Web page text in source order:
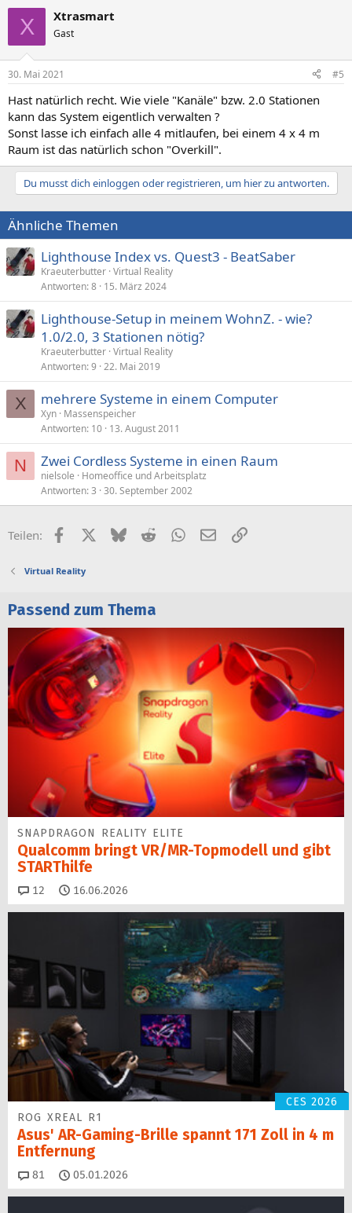
e
:
X Xtrasmart
Gast
30. Mai 2021 #5
Hast natürlich recht. Wie viele "Kanäle" bzw. 2.0 Stationen
kann das System eigentlich verwalten ?
Sonst lasse ich einfach alle 4 mitlaufen, bei einem 4 x 4 m
Raum ist das natürlich schon "Overkill".
Du musst dich einloggen oder registrieren, um hier zu antworten.
Ähnliche Themen
Lighthouse Index vs. Quest3 - BeatSaber
Kraeuterbutter Virtual Reality
Antworten 8 15. März 2024
Lighthouse-Setup in meinem WohnZ. - wie?
1.0/2.0, 3 Stationen nötig?
Kraeuterbutter Virtual Reality
Antworten 9 22. Mai 2019
X mehrere Systeme in einem Computer
Xyn Massenspeicher
Antworten 10 13. August 2011
N Zwei Cordless Systeme in einen Raum
nielsole
Homeoffice und Arbeitsplatz
Antworten 3 30. September 2002
Teilen: FacebookX (Twitter)
BlueskyRedditWhatsApp
E-MailLink
Virtual Reality
Passend zum Thema
SNAPDRAGON REALITY ELITE
Qualcomm bringt VR/MR-Topmodell und gibt
STARThilfe
12 Kommentare
16.06.2026
CES 2026
ROG XREAL R1
Asus' AR-Gaming-Brille spannt 171 Zoll in 4 m
Entfernung
81 Kommentare
05.01.2026